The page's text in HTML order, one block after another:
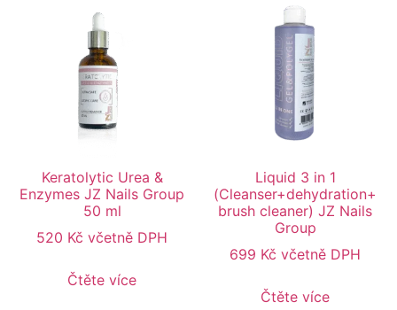
Keratolytic Urea &
Enzymes JZ Nails Group
50 ml
520 Kč včetně DPH
Čtěte více
Liquid 3 in 1
(Cleanser+dehydration+
brush cleaner) JZ Nails
Group
699 Kč včetně DPH
Čtěte více